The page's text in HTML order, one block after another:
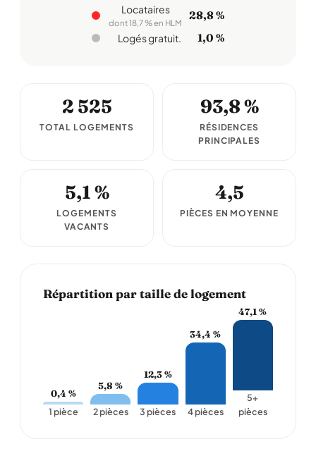
Locataires
dont 18,7 % en HLM
28,8 %
Logés gratuit. 1,0 %
2 525
TOTAL LOGEMENTS
93,8 %
RÉSIDENCES
PRINCIPALES
5,1 %
LOGEMENTS
VACANTS
4,5
PIÈCES EN MOYENNE
Répartition par taille de logement
0,4 %
1 pièce
5,8 %
2 pièces
12,3 %
3 pièces
34,4 %
4 pièces
47,1 %
5+
pièces